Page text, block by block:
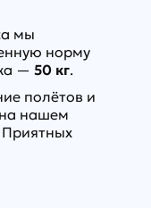
мы
норму
— 50 кг.
полётов и
нашем
Приятных